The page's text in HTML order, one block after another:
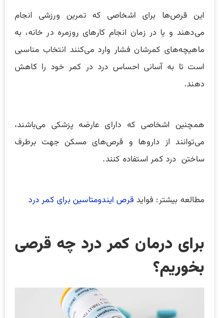
این قرص‌ها برای اشخاصی که تمرین ورزشی انجام
می‌دهند و یا در زمان انجام کارهای روزمره در خانه، به
ماهیچه‌های کمرشان فشار وارد می‌کنند انتخاب مناسبی
است تا به آسانی احساس درد در کمر خود را کاهش
دهند.
همچنین اشخاصی که دارای عارضه پزشکی می‌باشند،
می‌توانند از داروها و قرص‌های مسکن جهت برطرف
ساختن درد کمر استفاده کنند.
مطالعه بیشتر: فواید قرص ایندومتاسین برای کمر درد
برای درمان کمر درد چه قرصی
بخوریم؟